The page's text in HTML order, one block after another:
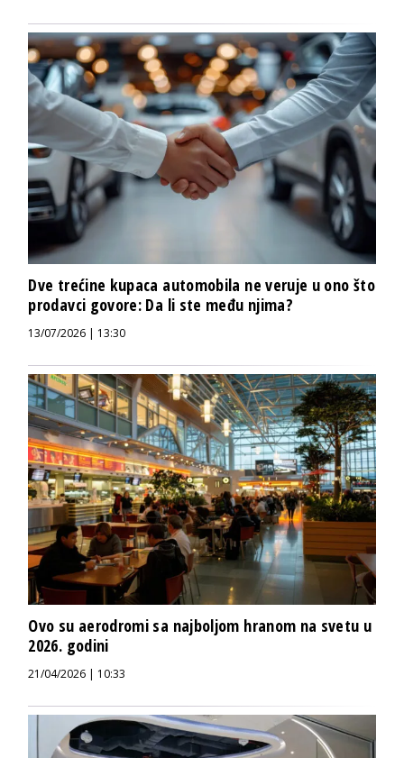
Dve trećine kupaca automobila ne veruje u ono što
prodavci govore: Da li ste među njima?
13/07/2026 | 13:30
Ovo su aerodromi sa najboljom hranom na svetu u
2026. godini
21/04/2026 | 10:33